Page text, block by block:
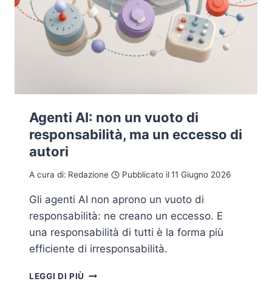
Agenti AI: non un vuoto di
responsabilità, ma un eccesso di
autori
A cura di: Redazione Pubblicato il11 Giugno 2026
Gli agenti AI non aprono un vuoto di
responsabilità: ne creano un eccesso. E
una responsabilità di tutti è la forma più
efficiente di irresponsabilità.
LEGGI DI PIÙ AGENTI